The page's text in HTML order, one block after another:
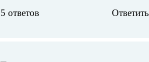
5 ответов Ответить